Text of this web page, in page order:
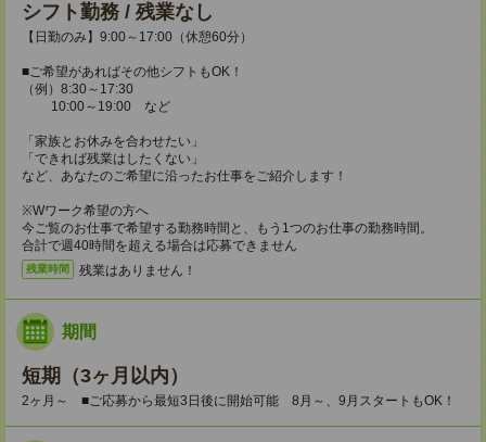
シフト勤務 / 残業なし
【日勤のみ】9:00～17:00（休憩60分）
■ご希望があればその他シフトもOK！
（例）8:30～17:30
10:00～19:00 など
「家族とお休みを合わせたい」
「できれば残業はしたくない」
など、あなたのご希望に沿ったお仕事をご紹介します！
※Wワーク希望の方へ
今ご覧のお仕事で希望する勤務時間と、もう1つのお仕事の勤務時間。
合計で週40時間を超える場合は応募できません
残業時間 残業はありません！
期間
短期（3ヶ月以内）
2ヶ月～ ■ご応募から最短3日後に開始可能 8月～、9月スタートもOK！